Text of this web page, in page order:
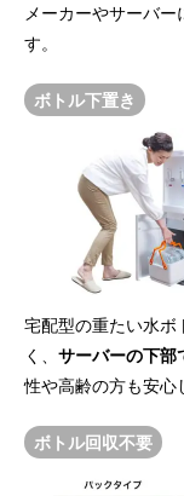
メーカーやサーバ
す。
ボトル下置き
宅配型の重たい水ボ
く、 サーバーの下部
性や高齢の方も安心
ボトル回収不要